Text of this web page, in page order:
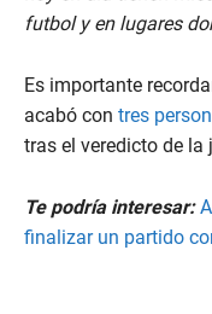
futbol y en lugares
Es importante
acabó con tres
tras el veredicto de
Te podría interesar:
finalizar un partido